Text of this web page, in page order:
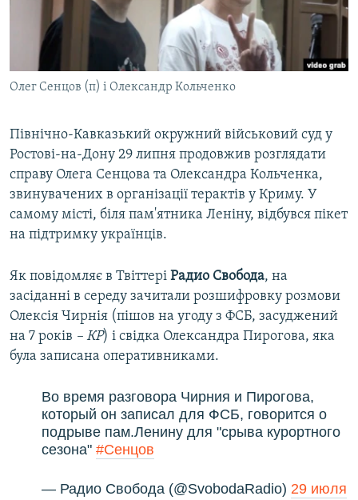
ВІДЕОУРОКИ «ELIFBE»
СВІДЧЕННЯ ОКУПАЦІЇ
УКРАЇНСЬКА ПРОБЛЕМА КРИМУ
ІНФОГРАФІКА
Русский
Qırımtatar
ДОЛУЧАЙСЯ!
Усі сайти RFE/RL
Олег Сенцов (п) і Олександр Кольченко
Північно-Кавказький окружний військовий суд у
Ростові-на-Дону 29 липня продовжив розглядати
справу Олега Сенцова та Олександра Кольченка,
звинувачених в організації терактів у Криму. У
самому місті, біля пам'ятника Леніну, відбувся пікет
на підтримку українців.
Як повідомляє в Твіттері Радио Свобода, на
засіданні в середу зачитали розшифровку розмови
Олексія Чирнія (пішов на угоду з ФСБ, засуджений
на 7 років – КР) і свідка Олександра Пирогова, яка
була записана оперативниками.
Во время разговора Чирния и Пирогова,
который он записал для ФСБ, говорится о
подрыве пам.Ленину для "срыва курортного
сезона" #Сенцов
— Радио Свобода (@SvobodaRadio) 29 июля